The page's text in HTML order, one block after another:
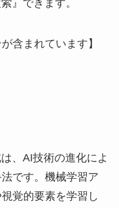
』できます。
含まれています】
、AI技術の進化によ
です。機械学習ア
覚的要素を学習し